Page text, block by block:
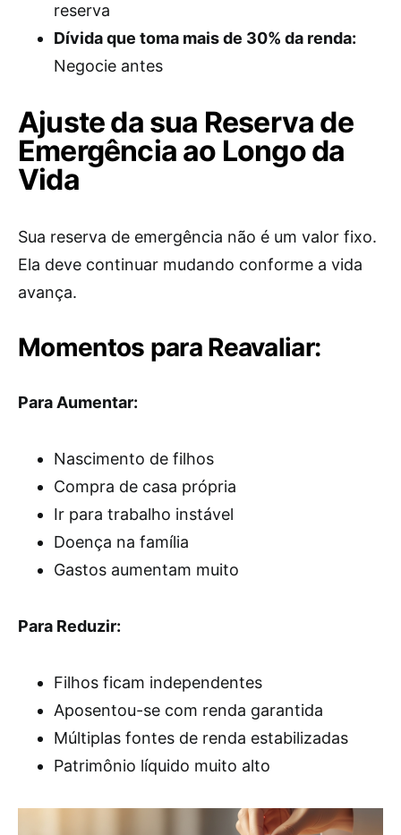
reserva
Dívida que toma mais de 30% da renda:
Negocie antes
Ajuste da sua Reserva de
Emergência ao Longo da
Vida
Sua reserva de emergência não é um valor fixo.
Ela deve continuar mudando conforme a vida
avança.
Momentos para Reavaliar:
Para Aumentar:
Nascimento de filhos
Compra de casa própria
Ir para trabalho instável
Doença na família
Gastos aumentam muito
Para Reduzir:
Filhos ficam independentes
Aposentou-se com renda garantida
Múltiplas fontes de renda estabilizadas
Patrimônio líquido muito alto